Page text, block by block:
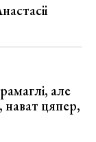
але
нават цяпер,